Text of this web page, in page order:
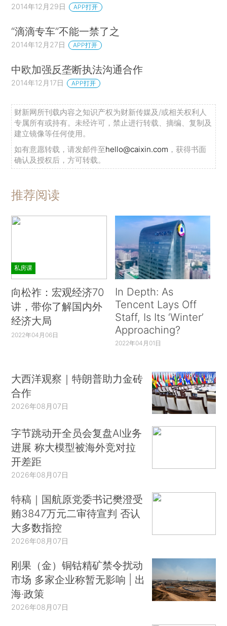
2014年12月29日 APP打开
“滴滴专车”不能一禁了之
2014年12月27日 APP打开
中欧加强反垄断执法沟通合作
2014年12月17日 APP打开
财新网所刊载内容之知识产权为财新传媒及/或相关权利人
专属所有或持有。未经许可，禁止进行转载、摘编、复制及
建立镜像等任何使用。
如有意愿转载，请发邮件至hello@caixin.com ，获得书面
确认及授权后，方可转载。
推荐阅读
私房课
向松祚：宏观经济70
讲，带你了解国内外
经济大局
2022年04月06日
In Depth: As
Tencent Lays Off
Staff, Is Its ‘Winter’
Approaching?
2022年04月01日
大西洋观察｜特朗普助力金砖
合作
2026年08月07日
字节跳动开全员会复盘AI业务
进展 称大模型被海外竞对拉
开差距
2026年08月07日
特稿｜国航原党委书记樊澄受
贿3847万元二审待宣判 否认
大多数指控
2026年08月07日
刚果（金）铜钴精矿禁令扰动
市场 多家企业称暂无影响 | 出
海·政策
2026年08月07日